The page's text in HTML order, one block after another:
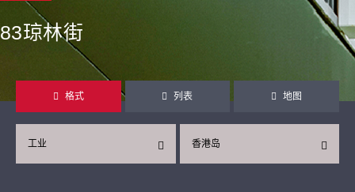
83琼林街
格式 列表 地图
香港岛
工业